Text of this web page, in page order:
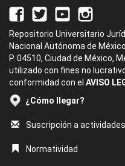
Repositorio Universitario
Nacional Autónoma de
P. 04510, Ciudad de México,
utilizado con fines no
conformidad con el AVISO
¿Cómo llegar?
Suscripción a
Normatividad